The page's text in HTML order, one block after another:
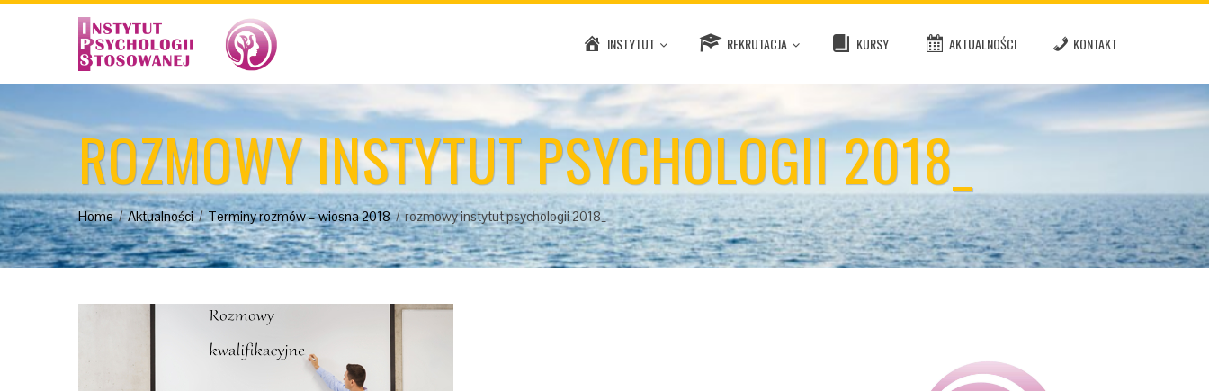
INSTYTUT REKRUTACJA KURSY AKTUALNOŚCI KONTAKT
ROZMOWY INSTYTUT PSYCHOLOGII 2018_
Home Aktualności Terminy rozmów – wiosna 2018 rozmowy instytut psychologii 2018_